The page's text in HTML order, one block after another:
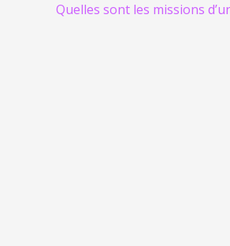
Quelles sont les missions